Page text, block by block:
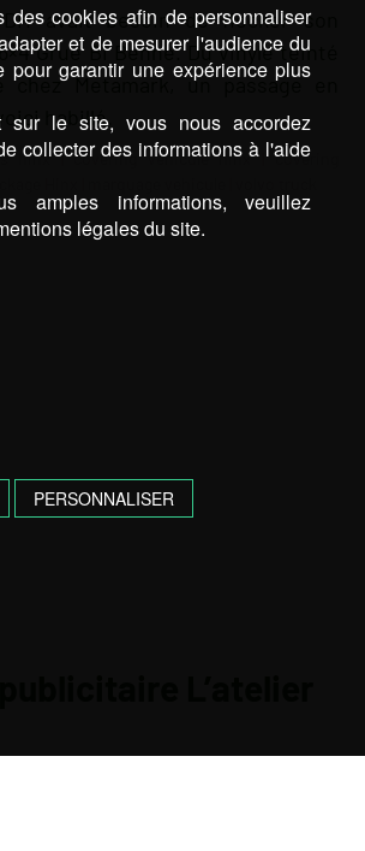
avait besoin de flocker son
Grue Bi Benne. Du vinyle teinté
chez Metamark, un passage en
habillé.
hinx|covering véhicule hinx|covering
Hinx
des cookies afin de personnaliser
et de mesurer l'audience du
pour garantir une expérience plus
sur le site, vous nous accordez
collecter des informations à l'aide
amples informations, veuillez
légales du site.
PERSONNALISER